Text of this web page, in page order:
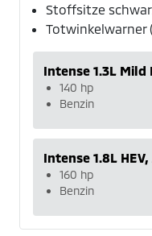
Stoffsitze
Totwinkelwarner
Intense 1.3L
140 hp
Benzin
Intense 1.8L
160 hp
Benzin